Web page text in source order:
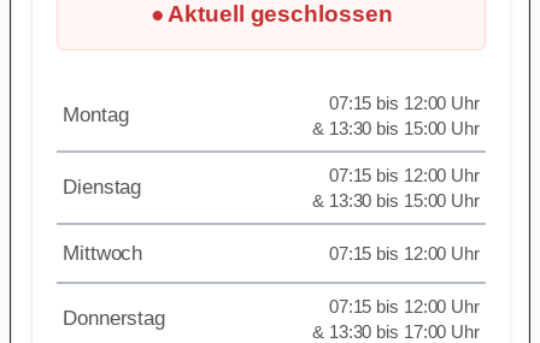
● Aktuell geschlossen
Montag
07:15 bis 12:00 Uhr
& 13:30 bis 15:00 Uhr
Dienstag
07:15 bis 12:00 Uhr
& 13:30 bis 15:00 Uhr
Mittwoch 07:15 bis 12:00 Uhr
Donnerstag
07:15 bis 12:00 Uhr
& 13:30 bis 17:00 Uhr